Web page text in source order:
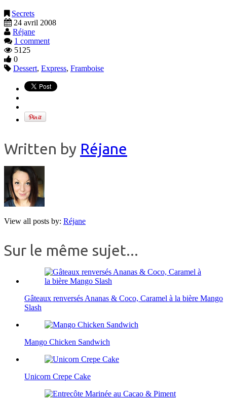
Secrets
24 avril 2008
Réjane
1 comment
5125
0
Dessert, Express, Framboise
Written by Réjane
View all posts by: Réjane
Sur le même sujet...
Gâteaux renversés Ananas & Coco, Caramel à la bière Mango
Slash
Mango Chicken Sandwich
Unicorn Crepe Cake